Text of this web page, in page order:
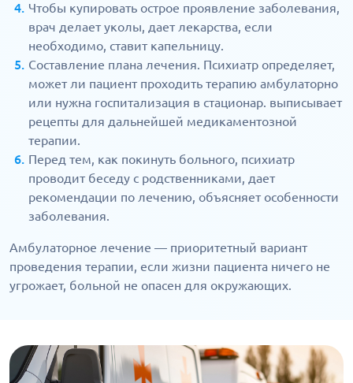
Чтобы купировать острое проявление заболевания,
врач делает уколы, дает лекарства, если
необходимо, ставит капельницу.
Составление плана лечения. Психиатр определяет,
может ли пациент проходить терапию амбулаторно
или нужна госпитализация в стационар. выписывает
рецепты для дальнейшей медикаментозной
терапии.
Перед тем, как покинуть больного, психиатр
проводит беседу с родственниками, дает
рекомендации по лечению, объясняет особенности
заболевания.
Амбулаторное лечение — приоритетный вариант
проведения терапии, если жизни пациента ничего не
угрожает, больной не опасен для окружающих.